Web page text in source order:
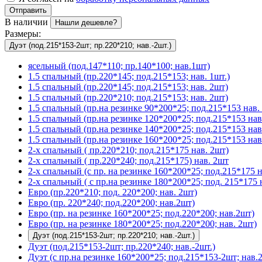
Отправить
В наличии Нашли дешевле?
Размеры:
Дуэт (под.215*153-2шт; пр.220*210; нав.-2шт.)
ясельный (под.147*110; пр.140*100; нав.1шт)
1.5 спальный (пр.220*145; под.215*153; нав. 1шт.)
1.5 спальный (пр.220*145; под.215*153; нав. 2шт)
1.5 спальный (пр.220*210; под.215*153; нав. 2шт)
1.5 спальный (пр.на резинке 90*200*25; под.215*153
1.5 спальный (пр.на резинке 120*200*25; под.215*153
1.5 спальный (пр.на резинке 140*200*25; под.215*153
1.5 спальный (пр.на резинке 160*200*25; под.215*153
2-х спальный ( пр.220*210; под.215*175 нав. 2шт)
2-х спальный ( пр.220*240; под.215*175) нав. 2шт
2-х спальный (с пр. на резинке 160*200*25; под.215*175
2-х спальный ( с пр.на резинке 180*200*25; под. 215*175
Евро (пр.220*210; под. 220*200; нав. 2шт)
Евро (пр. 220*240; под.220*200; нав.2шт)
Евро (пр. на резинке 160*200*25; под.220*200; нав.2шт)
Евро (пр. на резинке 180*200*25; под.220*200; нав. 2шт)
Дуэт (под.215*153-2шт; пр.220*210; нав.-2шт.)
Дуэт (под.215*153-2шт; пр.220*240; нав.-2шт.)
Дуэт (с пр.на резинке 160*200*25; под.215*153-2шт;